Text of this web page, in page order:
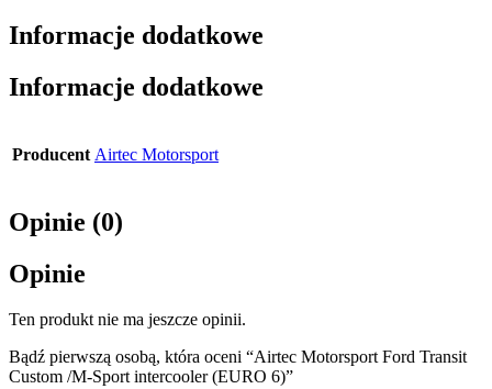
Informacje dodatkowe
Informacje dodatkowe
Producent Airtec Motorsport
Opinie (0)
Opinie
Ten produkt nie ma jeszcze opinii.
Bądź pierwszą osobą, która oceni “Airtec Motorsport Ford Transit
Custom /M-Sport intercooler (EURO 6)”